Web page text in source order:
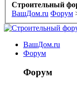
Строительный
ВашДом.ru Форум
ВашДом.ru
Форум
Форум